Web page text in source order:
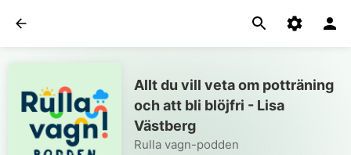
Allt du vill veta om potträning
och att bli blöjfri - Lisa
Västberg
Rulla vagn-podden